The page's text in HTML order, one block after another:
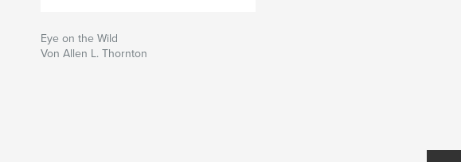
Eye on the Wild
Von Allen L. Thornton